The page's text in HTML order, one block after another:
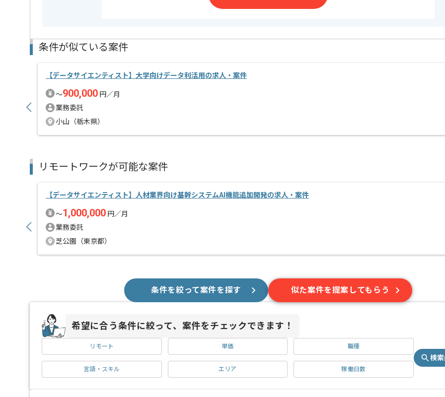
条件が似ている案件
【データサイエンティスト】大学向けデータ利活用の求人・案件
〜900,000 円／月
業務委託
小山（栃木県）
リモートワークが可能な案件
【データサイエンティスト】人材業界向け基幹システムAI機能追加開発の求人・案件
〜1,000,000 円／月
業務委託
芝公園（東京都）
条件を絞って案件を探す 似た案件を提案してもらう
希望に合う条件に絞って、案件をチェックできます！
リモート 単価 職種
言語・スキル エリア 稼働日数
検